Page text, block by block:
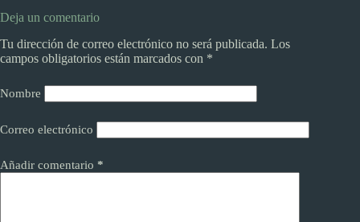
Deja un comentario
Tu dirección de correo electrónico no será publicada. Los
campos obligatorios están marcados con *
Nombre
Correo electrónico
Añadir comentario *